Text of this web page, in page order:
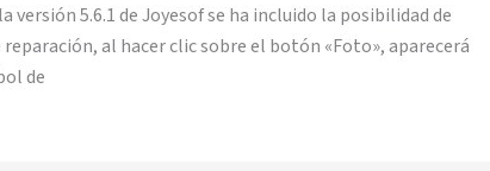
versión 5.6.1 de Joyesof se ha incluido la posibilidad de
al hacer clic sobre el botón «Foto», aparecerá
de